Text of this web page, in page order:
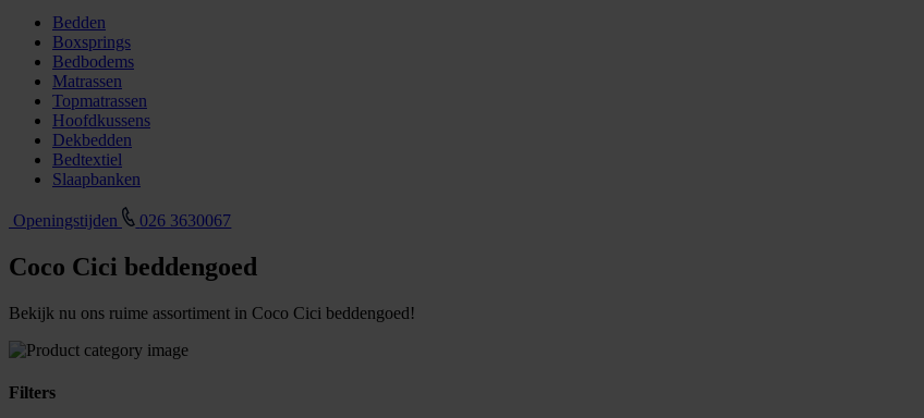
Bedden
Boxsprings
Bedbodems
Matrassen
Topmatrassen
Hoofdkussens
Dekbedden
Bedtextiel
Slaapbanken
Openingstijden 026 3630067
Coco Cici beddengoed
Bekijk nu ons ruime assortiment in Coco Cici beddengoed!
Filters